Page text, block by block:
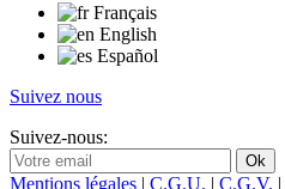
Français
English
Español
Suivez nous
Suivez-nous:
Mentions légales | C.G.U. | C.G.V. |